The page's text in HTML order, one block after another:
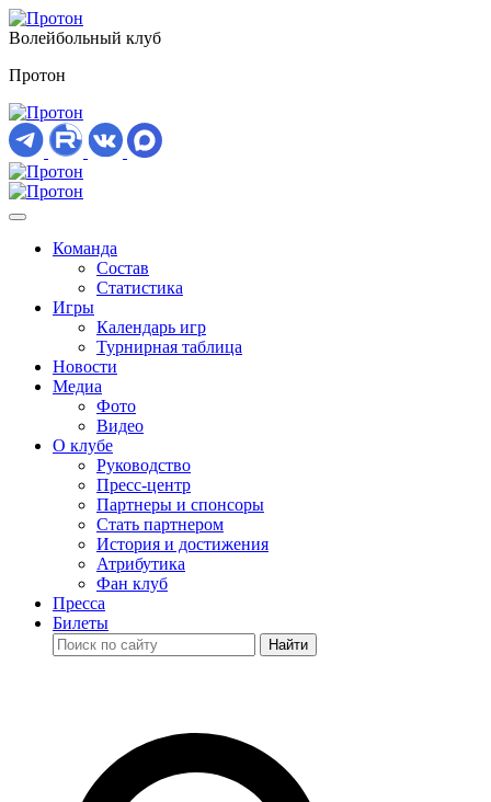
Волейбольный клуб
Протон
Команда
Состав
Статистика
Игры
Календарь игр
Турнирная таблица
Новости
Медиа
Фото
Видео
О клубе
Руководство
Пресс-центр
Партнеры и спонсоры
Стать партнером
История и достижения
Атрибутика
Фан клуб
Пресса
Билеты
Найти